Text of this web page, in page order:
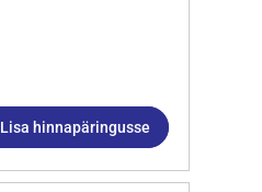
Lisa hinnapäringusse